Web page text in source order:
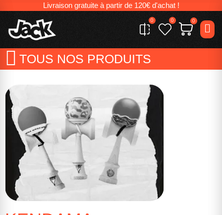
Livraison gratuite à partir de 120€ d'achat !
0 0 0
TOUS NOS PRODUITS